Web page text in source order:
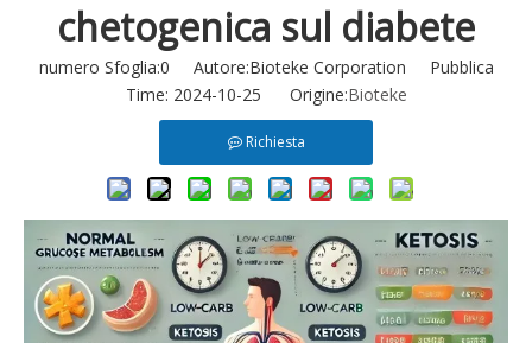
chetogenica sul diabete
numero Sfoglia:0 Autore:Bioteke Corporation Pubblica
Time: 2024-10-25 Origine:Bioteke
Richiesta